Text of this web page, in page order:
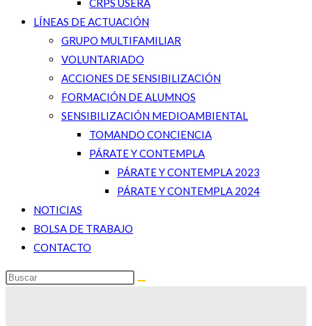
CRPS USERA
LÍNEAS DE ACTUACIÓN
GRUPO MULTIFAMILIAR
VOLUNTARIADO
ACCIONES DE SENSIBILIZACIÓN
FORMACIÓN DE ALUMNOS
SENSIBILIZACIÓN MEDIOAMBIENTAL
TOMANDO CONCIENCIA
PÁRATE Y CONTEMPLA
PÁRATE Y CONTEMPLA 2023
PÁRATE Y CONTEMPLA 2024
NOTICIAS
BOLSA DE TRABAJO
CONTACTO